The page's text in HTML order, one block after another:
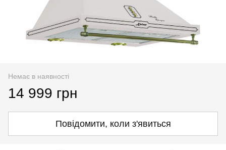
Немає в наявності
14 999 грн
Повідомити, коли з'явиться